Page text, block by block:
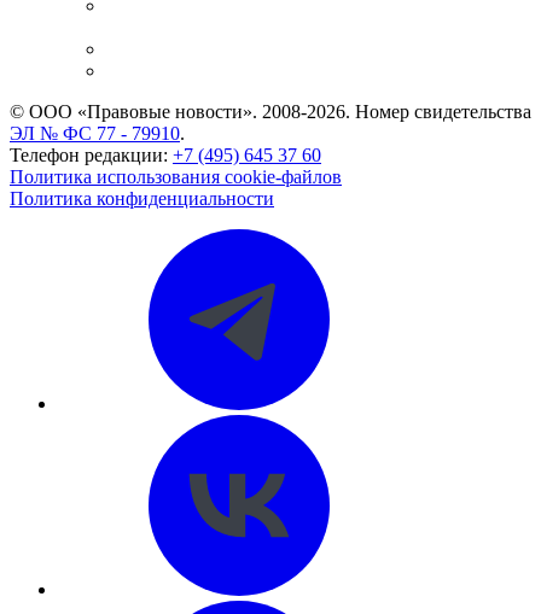
© ООО «Правовые новости». 2008-2026. Номер свидетельства
ЭЛ № ФС 77 - 79910.
Телефон редакции: +7 (495) 645 37 60
Политика использования cookie-файлов
Политика конфиденциальности